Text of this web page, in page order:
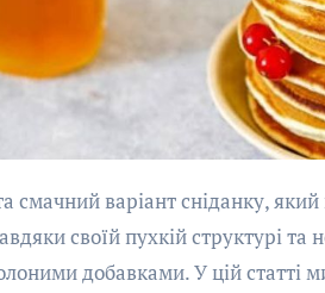
своїй пухкій структурі
добавками. У цій статті